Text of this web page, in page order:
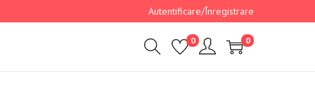
Autentificare/Înregistrare
0 0